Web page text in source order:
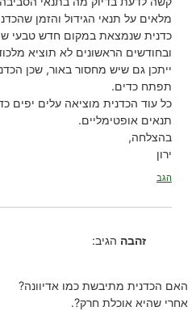
מלאים על תנאי הגידול והזמן
כדנית שנמצאת במקום חדש טבעי
ובחודשים הראשונים לא תוציא
ייתכן גם שיש מחסור באור, שכן
תפתח כדים.
כל עוד הכדנית מוציאה עלים יפים
תנאים אופטימליים.
בהצלחה,
ירון
הגב
זהבה הגיב:
האם הכדנית מתיבשת כמו אדיוונה?
אחרי שהיא אוכלת חרק?.